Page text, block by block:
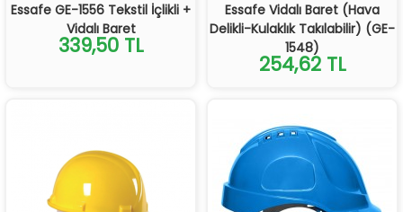
Essafe GE-1556 Tekstil İçlikli +
Vidalı Baret
339,50 TL
Essafe Vidalı Baret (Hava
Delikli-Kulaklık Takılabilir) (GE-
1548)
254,62 TL